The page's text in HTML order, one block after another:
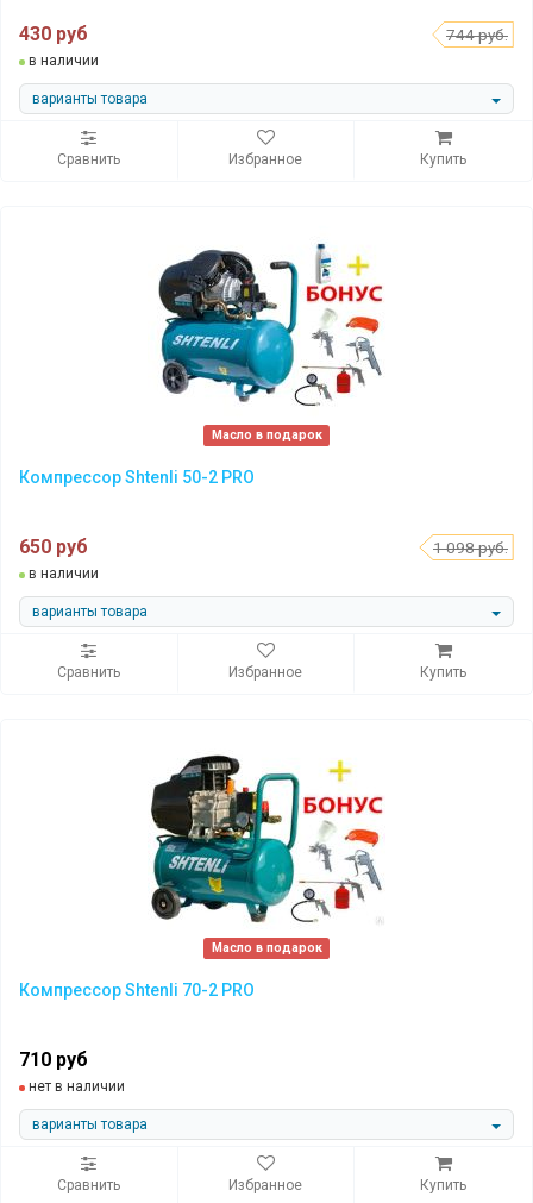
430 руб 744 руб.
в наличии
варианты товара
Сравнить Избранное Купить
Масло в подарок
Компрессор Shtenli 50-2 PRO
650 руб 1 098 руб.
в наличии
варианты товара
Сравнить Избранное Купить
Масло в подарок
Компрессор Shtenli 70-2 PRO
710 руб
нет в наличии
варианты товара
Сравнить Избранное Купить